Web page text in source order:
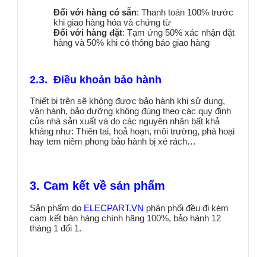
Đối với hàng có sẵn: Thanh toán 100% trước
khi giao hàng hóa và chứng từ
Đối với hàng đặt: Tạm ứng 50% xác nhận đặt
hàng và 50% khi có thông báo giao hàng
2.3. Điều khoản bảo hành
Thiết bị trên sẽ không được bảo hành khi sử dụng,
vận hành, bảo dưỡng không đúng theo các quy định
của nhà sản xuất và do các nguyên nhân bất khả
kháng như: Thiên tai, hoả hoạn, môi trường, phá hoại
hay tem niêm phong bảo hành bị xé rách…
3. Cam kết về sản phẩm
Sản phẩm do ELECPART.VN phân phối đều đi kèm
cam kết bán hàng chính hãng 100%, bảo hành 12
tháng 1 đổi 1.